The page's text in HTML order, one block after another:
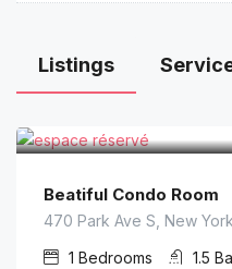
Listings
Beatiful Condo Room
470 Park Ave S, New
1 Bedrooms 1.5